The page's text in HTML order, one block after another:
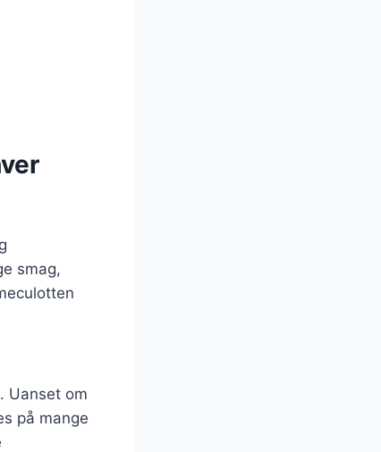
smag,
Uanset om
på mange